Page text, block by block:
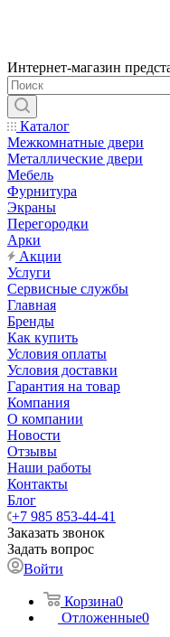
Интернет-магазин
Каталог
Межкомнатные двери
Металлические двери
Мебель
Фурнитура
Экраны
Перегородки
Арки
Акции
Услуги
Сервисные службы
Главная
Бренды
Как купить
Условия оплаты
Условия доставки
Гарантия на товар
Компания
О компании
Новости
Отзывы
Наши работы
Контакты
Блог
+7 985 853-44-41
Заказать звонок
Задать вопрос
Войти
Корзина0
Отложенные0